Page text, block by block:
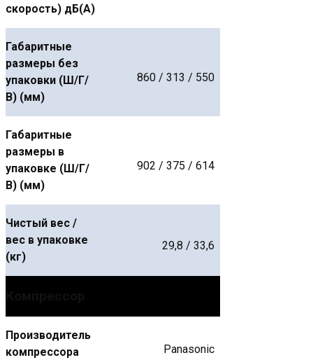
скорость) дБ(А)
Габаритные
размеры без
упаковки (Ш/Г/
В) (мм)
860 / 313 / 550
Габаритные
размеры в
упаковке (Ш/Г/
В) (мм)
902 / 375 / 614
Чистый вес /
вес в упаковке
(кг)
29,8 / 33,6
Производитель
компрессора
Panasonic